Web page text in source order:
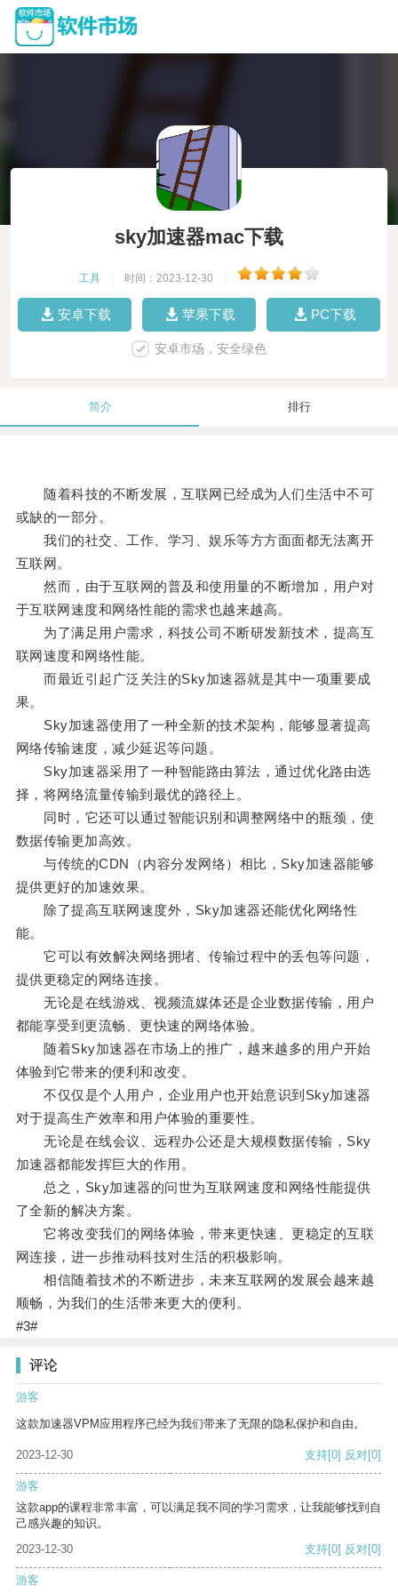
sky加速器mac下载
工具 时间：2023-12-30
安卓下载 苹果下载 PC下载
安卓市场，安全绿色
简介 排行
随着科技的不断发展，互联网已经成为人们生活中不可
或缺的一部分。
我们的社交、工作、学习、娱乐等方方面面都无法离开
互联网。
然而，由于互联网的普及和使用量的不断增加，用户对
于互联网速度和网络性能的需求也越来越高。
为了满足用户需求，科技公司不断研发新技术，提高互
联网速度和网络性能。
而最近引起广泛关注的Sky加速器就是其中一项重要成
果。
Sky加速器使用了一种全新的技术架构，能够显著提高
网络传输速度，减少延迟等问题。
Sky加速器采用了一种智能路由算法，通过优化路由选
择，将网络流量传输到最优的路径上。
同时，它还可以通过智能识别和调整网络中的瓶颈，使
数据传输更加高效。
与传统的CDN（内容分发网络）相比，Sky加速器能够
提供更好的加速效果。
除了提高互联网速度外，Sky加速器还能优化网络性
能。
它可以有效解决网络拥堵、传输过程中的丢包等问题，
提供更稳定的网络连接。
无论是在线游戏、视频流媒体还是企业数据传输，用户
都能享受到更流畅、更快速的网络体验。
随着Sky加速器在市场上的推广，越来越多的用户开始
体验到它带来的便利和改变。
不仅仅是个人用户，企业用户也开始意识到Sky加速器
对于提高生产效率和用户体验的重要性。
无论是在线会议、远程办公还是大规模数据传输，Sky
加速器都能发挥巨大的作用。
总之，Sky加速器的问世为互联网速度和网络性能提供
了全新的解决方案。
它将改变我们的网络体验，带来更快速、更稳定的互联
网连接，进一步推动科技对生活的积极影响。
相信随着技术的不断进步，未来互联网的发展会越来越
顺畅，为我们的生活带来更大的便利。
#3#
评论
游客
这款加速器VPM应用程序已经为我们带来了无限的隐私保护和自由。
2023-12-30 支持[0] 反对[0]
游客
这款app的课程非常丰富，可以满足我不同的学习需求，让我能够找到自
己感兴趣的知识。
2023-12-30
支持[0] 反对[0]
游客